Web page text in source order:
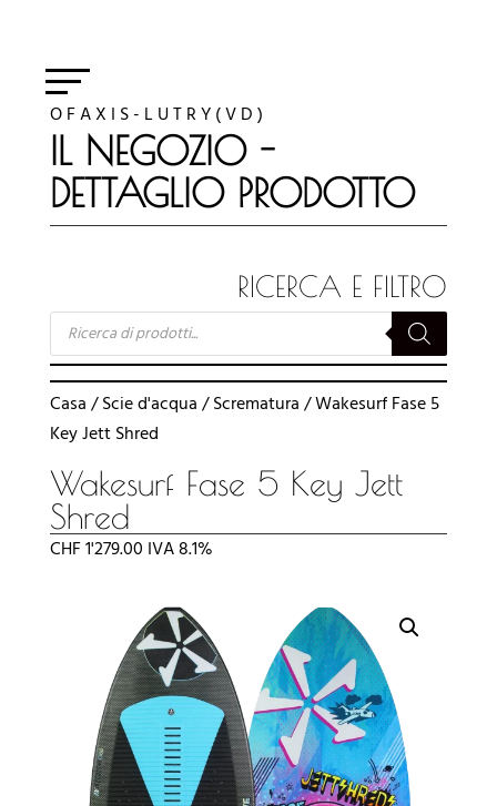
O F A X I S - L U T R Y ( V D )
IL NEGOZIO -
DETTAGLIO PRODOTTO
RICERCA E FILTRO
RICERCA
PRODOTTI
Casa /Scie d'acqua /Scrematura / Wakesurf Fase 5
Key Jett Shred
Wakesurf Fase 5 Key Jett
Shred
CHF1'279.00 IVA 8.1%